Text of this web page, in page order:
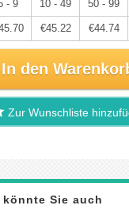
- 9
10 - 49 50 - 99
€45.22 €44.74
In den
Zur Wunschliste
könnte Sie auch